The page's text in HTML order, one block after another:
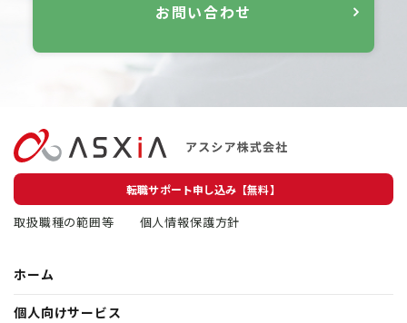
お問い合わせ
転職サポート申し込み【無料】
取扱職種の範囲等 個人情報保護方針
ホーム
個人向けサービス